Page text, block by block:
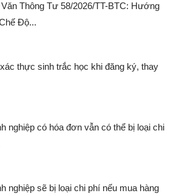
Văn Thông Tư 58/2026/TT-BTC: Hướng
Độ...
thực sinh trắc học khi đăng ký, thay
nghiệp có hóa đơn vẫn có thể bị loại chi
nghiệp sẽ bị loại chi phí nếu mua hàng